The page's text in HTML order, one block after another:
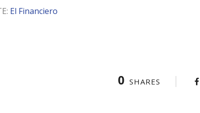
El Financiero
0 SHARES